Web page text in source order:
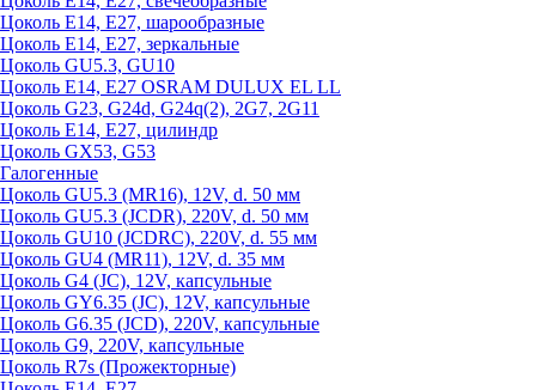
Цоколь Е14, Е27, шарообразные
Цоколь Е14, Е27, зеркальные
Цоколь GU5.3, GU10
Цоколь Е14, Е27 OSRAM DULUX EL LL
Цоколь G23, G24d, G24q(2), 2G7, 2G11
Цоколь Е14, Е27, цилиндр
Цоколь GX53, G53
Галогенные
Цоколь GU5.3 (MR16), 12V, d. 50 мм
Цоколь GU5.3 (JCDR), 220V, d. 50 мм
Цоколь GU10 (JCDRC), 220V, d. 55 мм
Цоколь GU4 (MR11), 12V, d. 35 мм
Цоколь G4 (JC), 12V, капсульные
Цоколь GY6.35 (JC), 12V, капсульные
Цоколь G6.35 (JCD), 220V, капсульные
Цоколь G9, 220V, капсульные
Цоколь R7s (Прожекторные)